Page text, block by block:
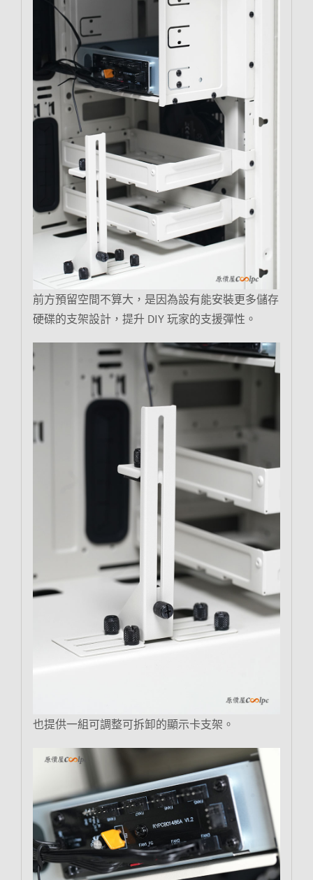
前方預留空間不算大，是因為設有能安裝更多儲存
硬碟的支架設計，提升 DIY 玩家的支援彈性。
也提供一組可調整可拆卸的顯示卡支架。